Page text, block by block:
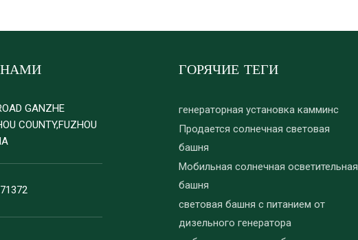
НАМИ
GANZHE
COUNTY,FUZHOU
ГОРЯЧИЕ ТЕГИ
генераторная установка камминс
Продается солнечная световая
башня
Мобильная солнечная осветительная
башня
световая башня с питанием от
дизельного генератора